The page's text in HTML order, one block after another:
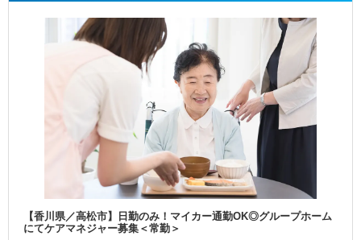
【香川県／高松市】日勤のみ！マイカー通勤OK◎グループホーム
にてケアマネジャー募集＜常勤＞